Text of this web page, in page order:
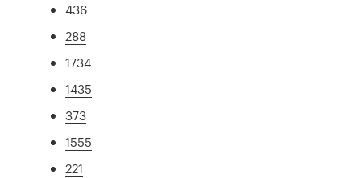
436
288
1734
1435
373
1555
221